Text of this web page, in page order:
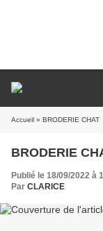
Accueil » BRODERIE CHAT
BRODERIE
Publié le 18/09/2022 à
Par CLARICE